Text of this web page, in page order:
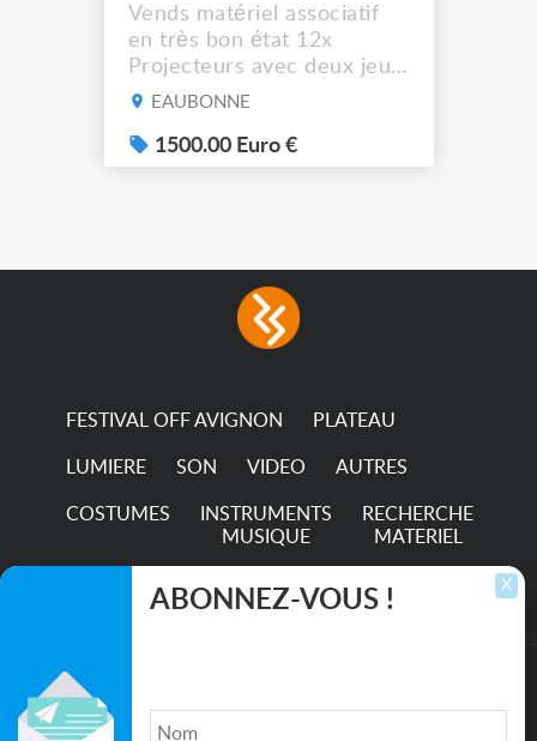
Vends matériel associatif
en très bon état 12x
Projecteurs avec deux jeux
de filtre filtre Lustr Selador
system – seven colour
LEDs providing the
consumption The
permanence of a 50,000-
EAUBONNE
1500.00 Euro €
FESTIVAL OFF AVIGNON PLATEAU
LUMIERE SON VIDEO AUTRES
COSTUMES
INSTRUMENTS
MUSIQUE
RECHERCHE
MATERIEL
TRANSPORTS X
ABONNEZ-VOUS !